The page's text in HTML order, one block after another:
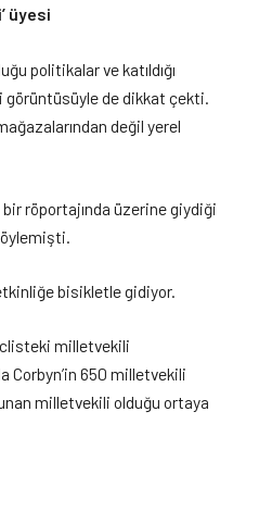
üyesi
politikalar ve katıldığı
de dikkat çekti.
değil yerel
bir röportajında üzerine giydiği
bisikletle gidiyor.
milletvekili
Corbyn’in 650 milletvekili
milletvekili olduğu ortaya